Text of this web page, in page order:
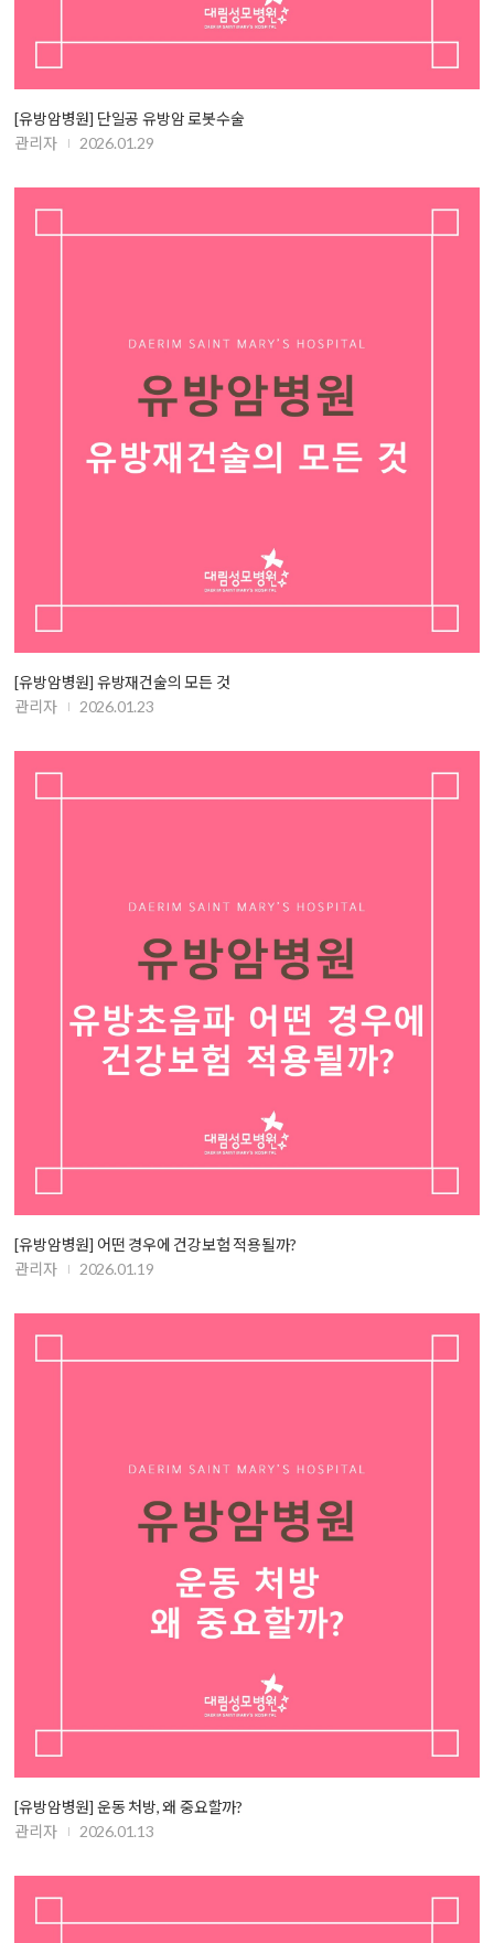
[유방암병원] 단일공 유방암 로봇수술
관리자
2026.01.29
[유방암병원] 유방재건술의 모든 것
관리자
2026.01.23
[유방암병원] 어떤 경우에 건강보험 적용될까?
관리자
2026.01.19
[유방암병원] 운동 처방, 왜 중요할까?
관리자
2026.01.13